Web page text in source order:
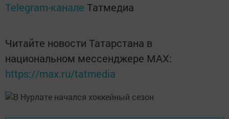
Telegram-канале Татмедиа
Читайте новости Татарстана в
национальном мессенджере MАХ:
https://max.ru/tatmedia